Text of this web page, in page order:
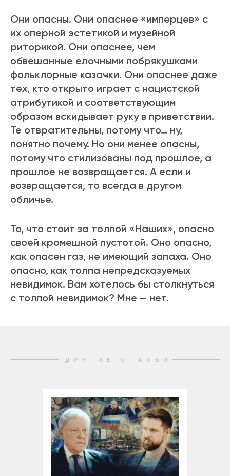
Они опасны. Они опаснее «имперцев» с
их оперной эстетикой и музейной
риторикой. Они опаснее, чем
обвешанные елочными побрякушками
фольклорные казачки. Они опаснее даже
тех, кто открыто играет с нацистской
атрибутикой и соответствующим
образом вскидывает руку в приветствии.
Те отвратительны, потому что… ну,
понятно почему. Но они менее опасны,
потому что стилизованы под прошлое, а
прошлое не возвращается. А если и
возвращается, то всегда в другом
обличье.
То, что стоит за толпой «Наших», опасно
своей кромешной пустотой. Оно опасно,
как опасен газ, не имеющий запаха. Оно
опасно, как толпа непредсказуемых
невидимок. Вам хотелось бы столкнуться
с толпой невидимок? Мне — нет.
ДРУГИЕ СТАТЬИ